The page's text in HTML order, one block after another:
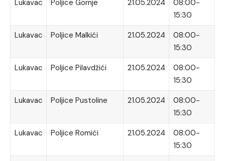
Lukavac
Poljice Gornje 21.05.2024
08:00-
15:30
Lukavac
Poljice Malkići 21.05.2024
08:00-
15:30
Lukavac
Poljice Pilavdžići 21.05.2024
08:00-
15:30
Lukavac
Poljice Pustoline 21.05.2024
08:00-
15:30
Lukavac
Poljice Romići 21.05.2024
08:00-
15:30